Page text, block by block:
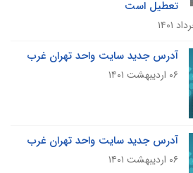
تعطیل است
آدرس جدید سایت واحد تهران غرب
۰۶ اردیبهشت ۱۴۰۱
آدرس جدید سایت واحد تهران غرب
۰۶ اردیبهشت ۱۴۰۱